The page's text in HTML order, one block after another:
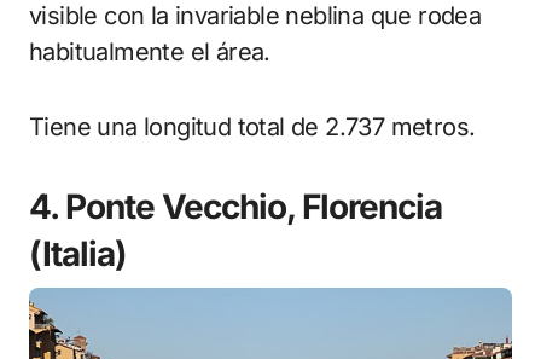
visible con la invariable neblina que rodea
habitualmente el área.
Tiene una longitud total de 2.737 metros.
4. Ponte Vecchio, Florencia
(Italia)